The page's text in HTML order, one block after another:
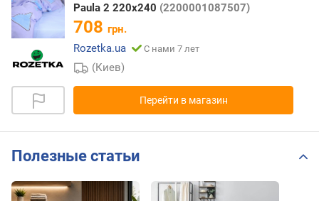
Paula 2 220х240 (2200001087507)
708 грн.
Rozetka.ua
С нами 7 лет
(Киев)
Перейти в магазин
Полезные статьи